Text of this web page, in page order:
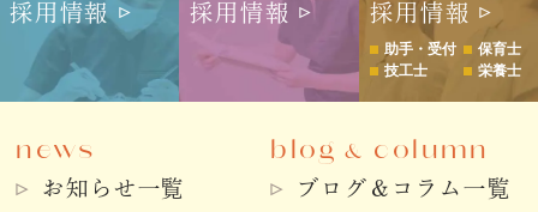
採用情報 採用情報 採用情報
助手・受付
保育士
技工士
栄養士
news
お知らせ一覧
blog& column
ブログ＆コラム一覧